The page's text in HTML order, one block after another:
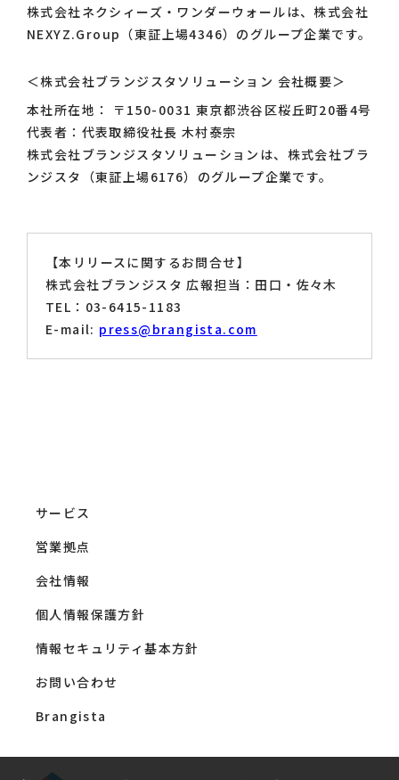
株式会社ネクシィーズ・ワンダーウォールは、株式会社
NEXYZ.Group（東証上場4346）のグループ企業です。
＜株式会社ブランジスタソリューション 会社概要＞
本社所在地： 〒150-0031 東京都渋谷区桜丘町20番4号
代表者：代表取締役社長 木村泰宗
株式会社ブランジスタソリューションは、株式会社ブラ
ンジスタ（東証上場6176）のグループ企業です。
【本リリースに関するお問合せ】
株式会社ブランジスタ 広報担当：田口・佐々木
TEL：03-6415-1183
E-mail: press@brangista.com
サービス
営業拠点
会社情報
個人情報保護方針
情報セキュリティ基本方針
お問い合わせ
Brangista